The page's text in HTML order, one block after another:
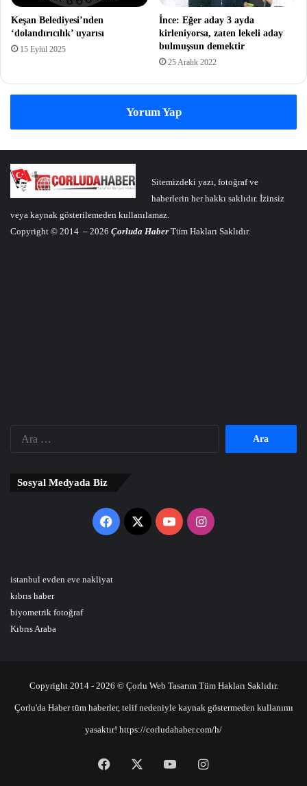
Keşan Belediyesi’nden
‘dolandırıcılık’ uyarısı
15 Eylül 2025
İnce: Eğer aday 3 ayda
kirleniyorsa, zaten lekeli aday
bulmuşsun demektir
25 Aralık 2022
Yorum Yap
Sitemizdeki yazı, fotoğraf ve
haberlerin her hakkı saklıdır. İzinsiz
veya kaynak gösterilemeden kullanılamaz.
Copyright © 2014 – 2026 Çorluda Haber Tüm Hakları Saklıdır.
Sosyal Medyada Biz
Facebook
X YouTubeInstagram
istanbul evden eve nakliyat
kıbrıs haber
biyometrik fotoğraf
Kıbrıs Araba
Copyright 2014 - 2026 © Çorlu Web Tasarım Tüm Hakları Saklıdır.
Çorlu'da Haber tüm haberler, telif nedeniyle kaynak göstermeden kullanımı
yasaktır! https://corludahaber.com/h/
Facebook YouTubeInstagram